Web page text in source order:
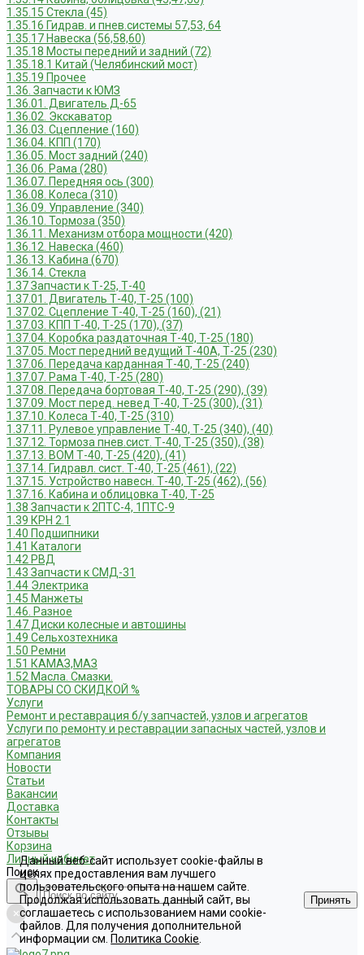
1.35.15 Стекла (45)
1.35.16 Гидрав. и пнев.системы 57,53, 64
1.35.17 Навеска (56,58,60)
1.35.18 Мосты передний и задний (72)
1.35.18.1 Китай (Челябинский мост)
1.35.19 Прочее
1.36. Запчасти к ЮМЗ
1.36.01. Двигатель Д-65
1.36.02. Экскаватор
1.36.03. Сцепление (160)
1.36.04. КПП (170)
1.36.05. Мост задний (240)
1.36.06. Рама (280)
1.36.07. Передняя ось (300)
1.36.08. Колеса (310)
1.36.09. Управление (340)
1.36.10. Тормоза (350)
1.36.11. Механизм отбора мощности (420)
1.36.12. Навеска (460)
1.36.13. Кабина (670)
1.36.14. Стекла
1.37 Запчасти к Т-25, Т-40
1.37.01. Двигатель Т-40, Т-25 (100)
1.37.02. Сцепление Т-40, Т-25 (160), (21)
1.37.03. КПП Т-40, Т-25 (170), (37)
1.37.04. Коробка раздаточная Т-40, Т-25 (180)
1.37.05. Мост передний ведущий Т-40А, Т-25 (230)
1.37.06. Передача карданная Т-40, Т-25 (240)
1.37.07. Рама Т-40, Т-25 (280)
1.37.08. Передача бортовая Т-40, Т-25 (290), (39)
1.37.09. Мост перед. невед Т-40, Т-25 (300), (31)
1.37.10. Колеса Т-40, Т-25 (310)
1.37.11. Рулевое управление Т-40, Т-25 (340), (40)
1.37.12. Тормоза пнев.сист. Т-40, Т-25 (350), (38)
1.37.13. ВОМ Т-40, Т-25 (420), (41)
1.37.14. Гидравл. сист. Т-40, Т-25 (461), (22)
1.37.15. Устройство навесн. Т-40, Т-25 (462), (56)
1.37.16. Кабина и облицовка Т-40, Т-25
1.38 Запчасти к 2ПТС-4, 1ПТС-9
1.39 КРН 2.1
1.40 Подшипники
1.41 Каталоги
1.42 РВД
1.43 Запчасти к СМД-31
1.44 Электрика
1.45 Манжеты
1.46. Разное
1.47 Диски колесные и автошины
1.49 Сельхозтехника
1.50 Ремни
1.51 КАМАЗ,МАЗ
1.52 Масла. Смазки.
ТОВАРЫ СО СКИДКОЙ %
Услуги
Ремонт и реставрация б/у запчастей, узлов и агрегатов
Услуги по ремонту и реставрации запасных частей, узлов и
агрегатов
Компания
Новости
Статьи
Вакансии
Доставка
Контакты
Отзывы
Корзина
Личный кабинет
Поиск
Данный веб-сайт использует cookie-файлы в
целях предоставления вам лучшего
пользовательского опыта на нашем сайте.
Продолжая использовать данный сайт, вы
соглашаетесь с использованием нами cookie-
файлов. Для получения дополнительной
информации см. Политика Cookie
Принять